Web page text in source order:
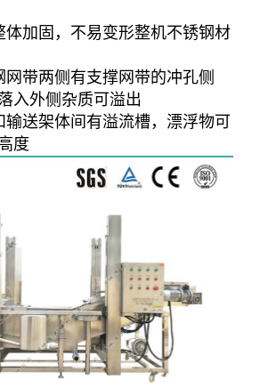
加固，不易变形整机不锈钢材
带两侧有支撑网带的冲孔侧
入外侧杂质可溢出
送架体间有溢流槽，漂浮物可
度